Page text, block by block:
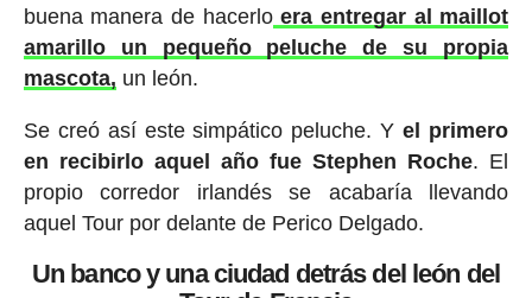
buena manera de hacerloera entregar al maillot
amarillo un pequeño peluche de su propia
mascota, un león.
Se creó así este simpático peluche. Yel primero
en recibirlo aquel año fue Stephen Roche. El
propio corredor irlandés se acabaría llevando
aquel Tour por delante de Perico Delgado.
Un banco y una ciudad detrás del león del